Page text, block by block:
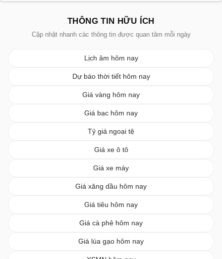
THÔNG TIN HỮU ÍCH
Cập nhật nhanh các thông tin được quan tâm mỗi ngày
Lịch âm hôm nay
Dự báo thời tiết hôm nay
Giá vàng hôm nay
Giá bạc hôm nay
Tỷ giá ngoại tệ
Giá xe ô tô
Giá xe máy
Giá xăng dầu hôm nay
Giá tiêu hôm nay
Giá cà phê hôm nay
Giá lúa gạo hôm nay